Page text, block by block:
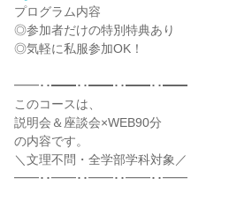
プログラム内容
◎参加者だけの特別特典あり
◎気軽に私服参加OK！
━━･･━━･･━━･･━━･･━━
このコースは、
説明会＆座談会×WEB90分
の内容です。
＼文理不問・全学部学科対象／
━━･･━━･･━━･･━━･･━━